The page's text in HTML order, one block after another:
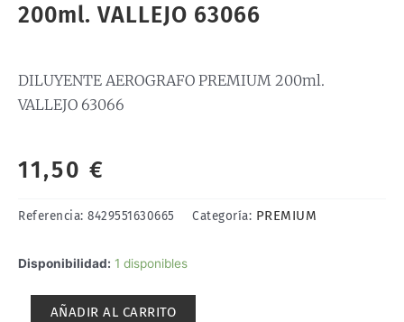
200ml. VALLEJO 63066
DILUYENTE AEROGRAFO PREMIUM 200ml.
VALLEJO 63066
11,50 €
Referencia: 8429551630665 Categoría: PREMIUM
Disponibilidad: 1 disponibles
DILUYENTE
PREMIUM
AÑADIR AL CARRITO